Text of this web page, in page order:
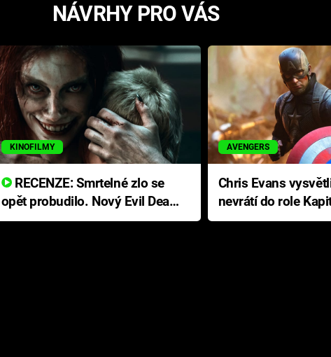
NÁVRHY PRO VÁS
KINOFILMY
RECENZE: Smrtelné zlo se
opět probudilo. Nový Evil Dead
přichází s neodolatelnou
AVENGERS
Chris Evans
nevrátí do role
Ameriky